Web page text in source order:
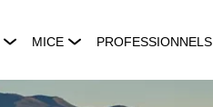
MICE PROFESSIONNELS